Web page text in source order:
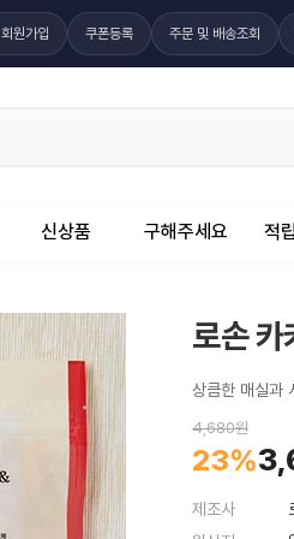
회원가입 쿠폰등록 주문 및 배송조회
신상품 구해주세요 적
로손
상큼한 매실과
4,680원
23%
제조사